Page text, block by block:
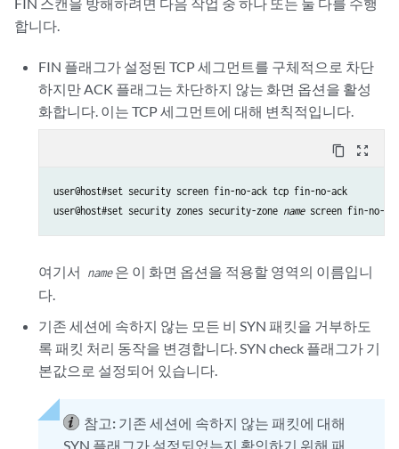
합니다.
FIN 플래그가 설정된 TCP 세그먼트를 구체적으로 차단
하지만 ACK 플래그는 차단하지 않는 화면 옵션을 활성
화합니다. 이는 TCP 세그먼트에 대해 변칙적입니다.
content_copy zoom_out_map
user@host#set security screen fin-no-ack tcp fin-no-ack
user@host#set security zones security-zone name
여기서 name은 이 화면 옵션을 적용할 영역의 이름입니
다.
기존 세션에 속하지 않는 모든 비 SYN 패킷을 거부하도
록 패킷 처리 동작을 변경합니다. SYN check 플래그가 기
본값으로 설정되어 있습니다.
참고: 기존 세션에 속하지 않는 패킷에 대해
SYN 플래그가 설정되었는지 확인하기 위해 패